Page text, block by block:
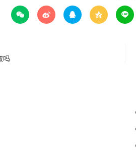
    
吗